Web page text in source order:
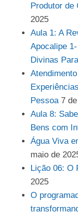
Produtor de
2025
Aula 1: A
Apocalipe
Divinas
Pessoa 7
Aula 8:
Bens com
Água Viva
maio de
Lição 06: O
2025
O